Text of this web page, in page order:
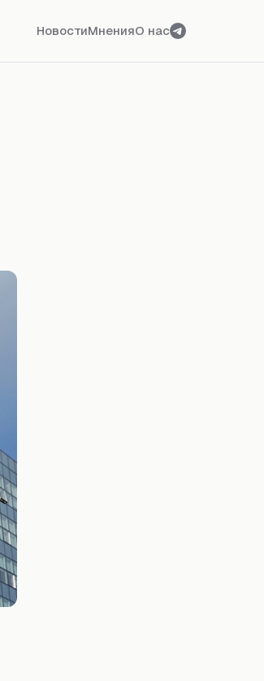
НовостиМненияО нас